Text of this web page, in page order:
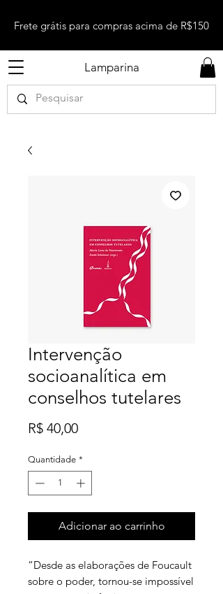
Lamparina
Frete grátis para compras acima de R$150
Intervenção
socioanalítica em
conselhos tutelares
R$ 40,00Preço
Quantidade *
Adicionar ao carrinho
“Desde as elaborações de Foucault
sobre o poder, tornou-se impossível